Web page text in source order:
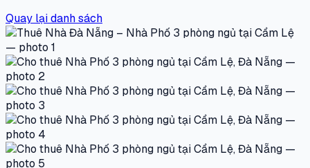
Quay lại danh sách